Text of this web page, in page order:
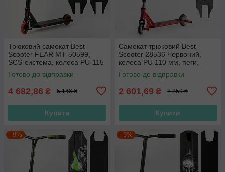
Трюковий самокат Best
Scooter FEAR МТ-50599,
SCS-система, колеса PU-115
мм, висота 85 см, з пегами
Готово до відправки
4 682,86 ₴ 5 146 ₴
Купити
Самокат трюковий Best
Scooter 28536 Червоний,
колеса PU 110 мм, пеги,
Анодоване фарбування,
висота 85 см
Готово до відправки
2 601,69 ₴ 2 859 ₴
Купити
–9% –9%